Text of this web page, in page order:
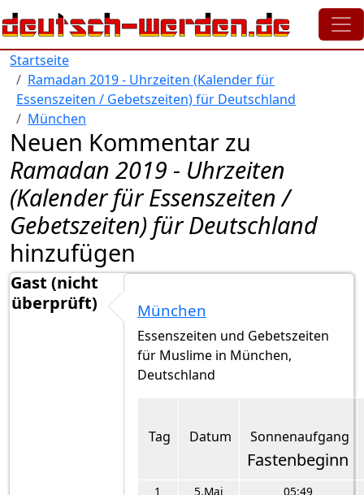
Direkt zum Inhalt
Startseite
Ramadan 2019 - Uhrzeiten (Kalender für
Essenszeiten / Gebetszeiten) für Deutschland
München
Neuen Kommentar zu
Ramadan 2019 - Uhrzeiten
(Kalender für Essenszeiten /
Gebetszeiten) für Deutschland
hinzufügen
Gast (nicht
überprüft)
München
Essenszeiten und Gebetszeiten
für Muslime in München,
Deutschland
Tag Datum Sonnenaufgang
Fastenbeginn
1 5.Mai
05:49